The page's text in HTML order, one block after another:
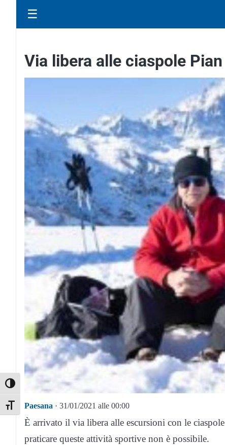
Toggle High Contrast
Toggle Font size
☰
Via libera alle ciaspole
Paesana · 31/01/2021 alle 00:00
È arrivato il via libera alle escursioni con le
praticare queste attività sportive non è possibile.